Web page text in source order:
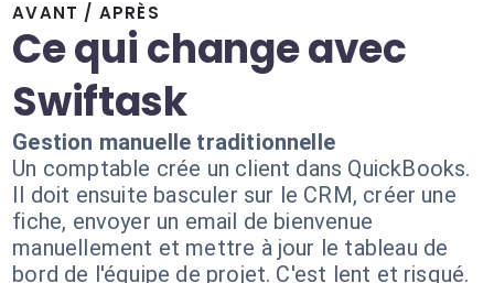
AVANT / APRÈS
Ce qui change avec
Swiftask
Gestion manuelle traditionnelle
Un comptable crée un client dans QuickBooks.
Il doit ensuite basculer sur le CRM, créer une
fiche, envoyer un email de bienvenue
manuellement et mettre à jour le tableau de
bord de l'équipe de projet. C'est lent et risqué.